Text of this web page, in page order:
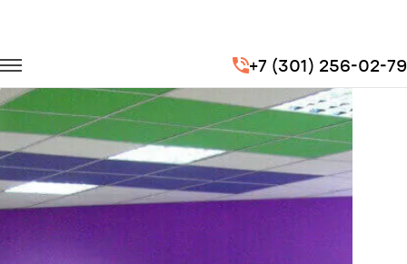
+7 (301) 256-02-79
Перевозка сотрудников
Перевозка сотрудников для компании МегаФон